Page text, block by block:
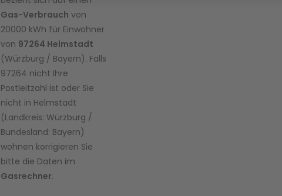
Inhalt zur
Liste der
eten
Technolo
gien
hinzuzuf
ügen.
powered
by
Usercent
rics
Consent
Gas-Verbrauch von
20000 kWh für Einwohner
von 97264 Helmstadt
(Würzburg / Bayern). Falls
97264 nicht Ihre
Postleitzahl ist oder Sie
nicht in Helmstadt
(Landkreis: Würzburg /
Bundesland: Bayern)
wohnen korrigieren Sie
bitte die Daten im
Gasrechner.